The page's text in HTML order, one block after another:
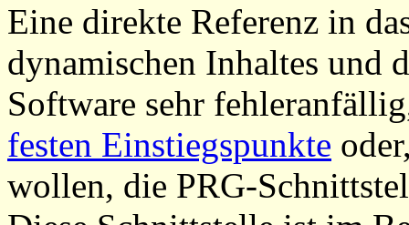
Eine direkte Referenz in
dynamischen Inhaltes und
Software sehr
festen Einstiegspunkte
wollen, die PRG-